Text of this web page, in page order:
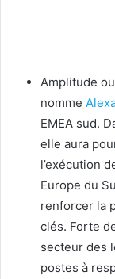
Amplitude
nomme
EMEA sud.
elle aura
l’exécution
Europe du
renforcer la
clés. Forte
secteur des
postes à